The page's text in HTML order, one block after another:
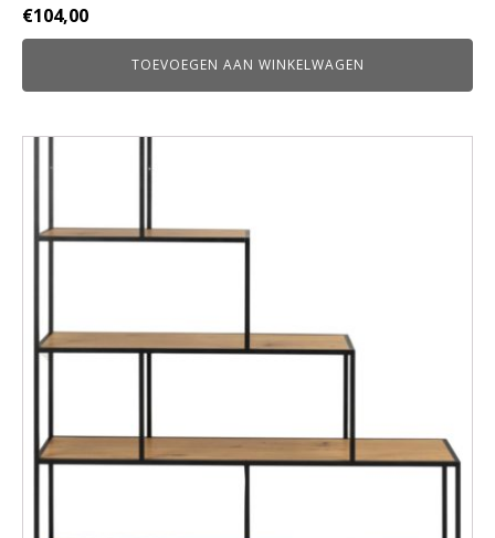
€104,00
TOEVOEGEN AAN WINKELWAGEN